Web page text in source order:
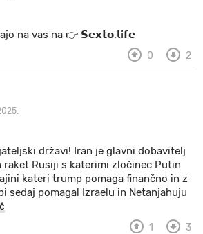
jo na va s n a 👉 𝗦𝗲𝘅𝘁𝗼.𝗹𝗶𝗳𝗲
0 2
državi! Iran je glavni dobavitelj
Rusiji s katerimi zločinec Putin
kateri trump pomaga finančno in z
sedaj pomagal Izraelu in Netanjahuju
1
3